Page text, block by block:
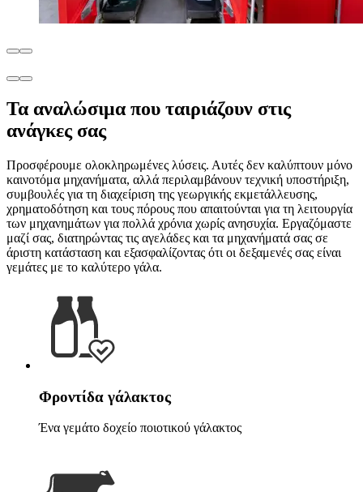
Τα αναλώσιμα που ταιριάζουν στις
ανάγκες σας
Προσφέρουμε ολοκληρωμένες λύσεις. Αυτές δεν καλύπτουν μόνο
καινοτόμα μηχανήματα, αλλά περιλαμβάνουν τεχνική υποστήριξη,
συμβουλές για τη διαχείριση της γεωργικής εκμετάλλευσης,
χρηματοδότηση και τους πόρους που απαιτούνται για τη λειτουργία
των μηχανημάτων για πολλά χρόνια χωρίς ανησυχία. Εργαζόμαστε
μαζί σας, διατηρώντας τις αγελάδες και τα μηχανήματά σας σε
άριστη κατάσταση και εξασφαλίζοντας ότι οι δεξαμενές σας είναι
γεμάτες με το καλύτερο γάλα.
Φροντίδα γάλακτος
Ένα γεμάτο δοχείο ποιοτικού γάλακτος